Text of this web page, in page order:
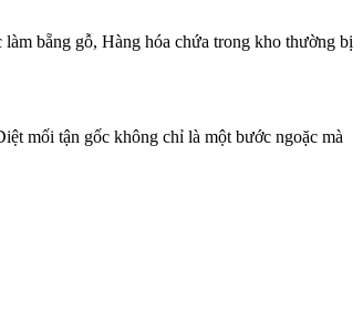
bẵng gỗ, Hàng hóa chứa trong kho thường bị
mối tận gốc không chỉ là một bước ngoặc mà